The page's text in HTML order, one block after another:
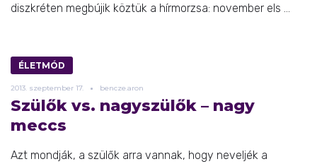
diszkréten megbújik köztük a hírmorzsa: november els ...
ÉLETMÓD
2013. szeptember 17. bencze.aron
Szülők vs. nagyszülők – nagy
meccs
Azt mondják, a szülők arra vannak, hogy neveljék a